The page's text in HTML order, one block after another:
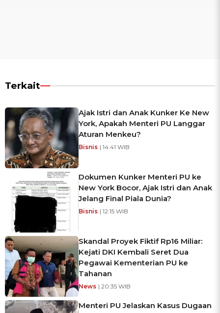
Terkait
Ajak Istri dan Anak Kunker Ke New
York, Apakah Menteri PU Langgar
Aturan Menkeu?
Bisnis | 14:41 WIB
Dokumen Kunker Menteri PU ke
New York Bocor, Ajak Istri dan Anak
Jelang Final Piala Dunia?
Bisnis | 12:15 WIB
Skandal Proyek Fiktif Rp16 Miliar:
Kejati DKI Kembali Seret Dua
Pegawai Kementerian PU ke
Tahanan
News | 20:35 WIB
Menteri PU Jelaskan Kasus Dugaan